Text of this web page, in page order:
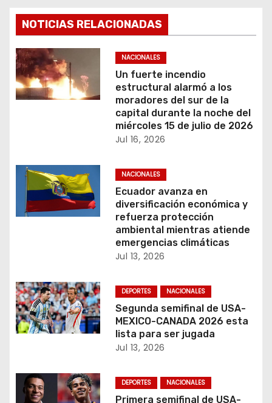
g
a
c
i
d
e
e
r
a
a
s
NOTICIAS RELACIONADAS
NACIONALES
Un fuerte incendio
estructural alarmó a los
moradores del sur de la
capital durante la noche del
miércoles 15 de julio de 2026
Jul 16, 2026
NACIONALES
Ecuador avanza en
diversificación económica y
refuerza protección
ambiental mientras atiende
emergencias climáticas
Jul 13, 2026
DEPORTES NACIONALES
Segunda semifinal de USA-
MEXICO-CANADA 2026 esta
lista para ser jugada
Jul 13, 2026
DEPORTES NACIONALES
Primera semifinal de USA-